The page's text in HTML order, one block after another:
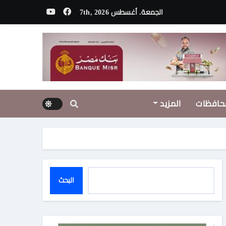
المنطقة
الجمعة. أغسطس 7th, 2026
المزيد
البحث